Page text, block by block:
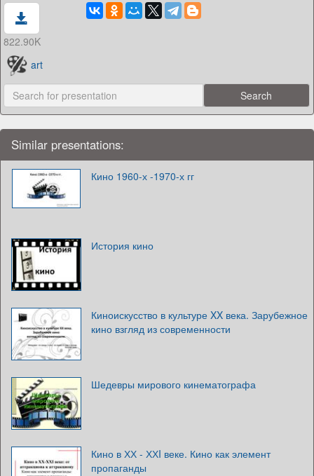
822.90K
art
Similar presentations:
Кино 1960-х -1970-х гг
История кино
Киноискусство в культуре XX века. Зарубежное
кино взгляд из современности
Шедевры мирового кинематографа
Кино в ХХ - ХХI веке. Кино как элемент
пропаганды